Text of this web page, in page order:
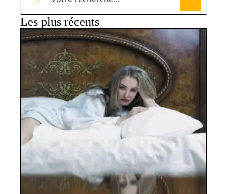
Les plus récents